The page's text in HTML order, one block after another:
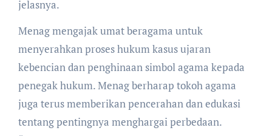
jelasnya.
Menag mengajak umat beragama untuk
menyerahkan proses hukum kasus ujaran
kebencian dan penghinaan simbol agama kepada
penegak hukum. Menag berharap tokoh agama
juga terus memberikan pencerahan dan edukasi
tentang pentingnya menghargai perbedaan.